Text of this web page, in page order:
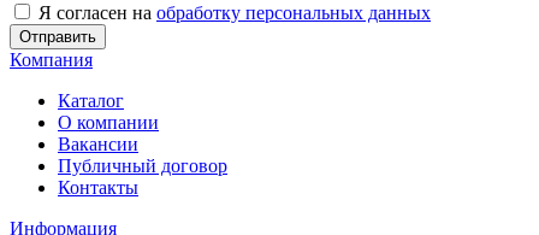
Я согласен на обработку персональных данных
Отправить
Компания
Каталог
О компании
Вакансии
Публичный договор
Контакты
Информация